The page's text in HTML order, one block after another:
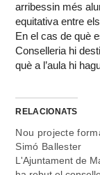
arribessin més
equitativa entre
En el cas de què
Conselleria hi
què a l’aula hi
RELACIONATS
Nou projecte
Simó Ballester
L'Ajuntament de